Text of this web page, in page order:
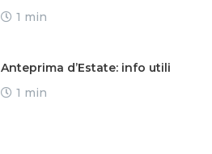
1 min
Anteprima d’Estate: info utili
1 min